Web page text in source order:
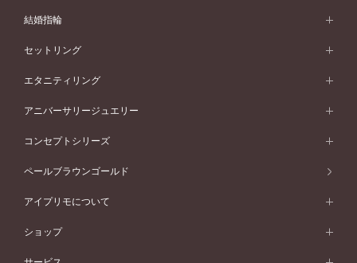
婚約指輪 (エンゲージリング)
婚約指輪一覧
ピンクゴールド
ペールブラウンゴールド
ウェーブライン
V字ライン
ワンサイドメレ
ダブルサイドメレ
フェミニン
モード
50万円台～
40万円台～
30万円台～
婚約指輪 人気ランキング
結婚指輪
結婚指輪 (マリッジリング)
結婚指輪一覧
ピンクゴールド
ペールブラウンゴールド
ウェーブライン
V字ライン
ワンメレ
セベラルメレ
フェミニン
モード
50万円～
セットリング
セットリング
セットリング一覧
ピンクゴールド
ペールブラウンゴールド
エタニティリング
エタニティリング
エタニティリング一覧
ピンクゴールド
ペールブラウンゴールド
アニバーサリージュエリー
アニバーサリージュエリー
アニバーサリージュエリー一覧
ファッションリング
コンセプトシリーズ
コンセプトシリーズ
オリジンビリーフ
ペールブラウンゴールド
アイプリモについて
アイプリモについて
パーソナルハンド診断
ショップ
店舗一覧